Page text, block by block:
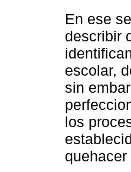
En ese
describir
escolar,
sin
los